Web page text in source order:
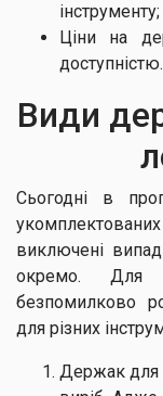
інструменту;
Ціни на
доступністю.
Види
Сьогодні в
виключені
окремо. Для
безпомилково
для різних
Держак для